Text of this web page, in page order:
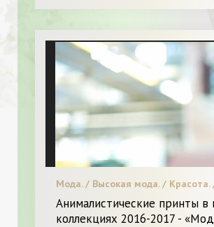
Мода. / Высокая мода. / Красота.
Мода.
Анималистические принты
коллекциях 2016-2017 -